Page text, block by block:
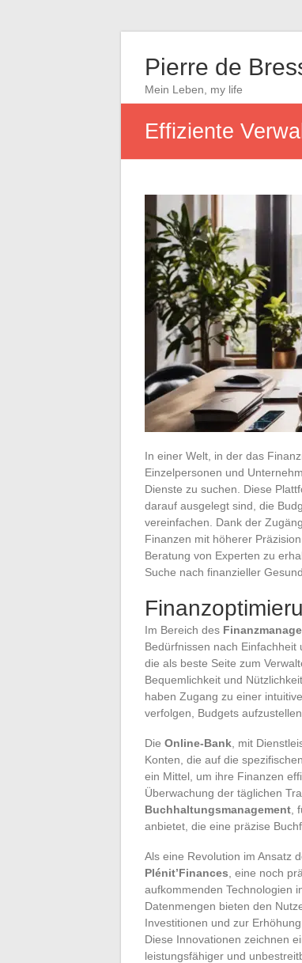
Pierre de
Mein Leben, my life
Effiziente
In einer Welt, in der das
Einzelpersonen und
Dienste zu suchen. Diese
darauf ausgelegt sind, die
vereinfachen. Dank der
Finanzen mit höherer
Beratung von Experten zu
Suche nach finanzieller
Im Bereich des
Bedürfnissen nach
die als beste Seite zum
Bequemlichkeit und
haben Zugang zu einer
verfolgen, Budgets
Die Online-Bank , mit
Konten, die auf die
ein Mittel, um ihre Finanzen
Überwachung der täglichen
Buchhaltungsmanagement
anbietet, die eine präzise
Als eine Revolution im Ansatz
Plénit’Finances , eine noch
aufkommenden Technologien
Datenmengen bieten den
Investitionen und zur
Diese Innovationen zeichnen
leistungsfähiger und